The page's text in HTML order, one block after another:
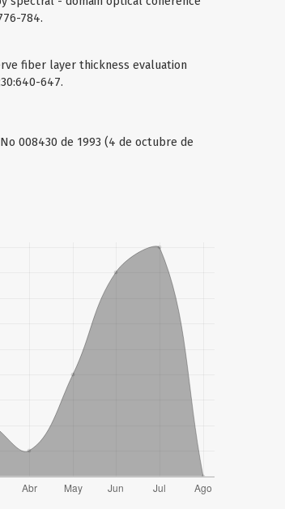
784.
fiber layer thickness evaluation
647.
008430 de 1993 (4 de octubre de